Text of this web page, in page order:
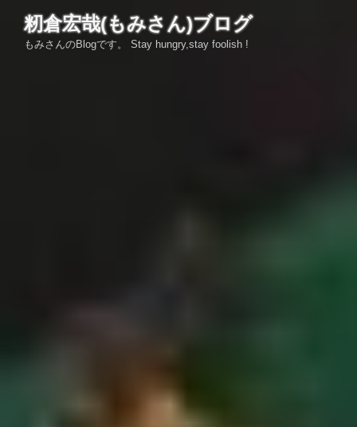
籾倉宏哉(もみさん)ブログ
もみさんのBlogです。 Stay hungry,stay foolish !